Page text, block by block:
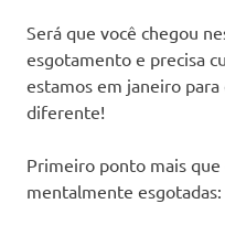
Será que você chegou
esgotamento e precisa
estamos em janeiro
diferente!
Primeiro ponto mais que
mentalmente